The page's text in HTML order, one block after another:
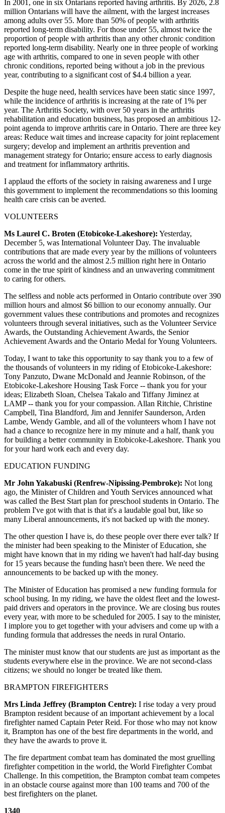
In 2001, one in six Ontarians reported having arthritis. By 2026, 2.8
million Ontarians will have the ailment, with the largest increases
among adults over 55. More than 50% of people with arthritis
reported long-term disability. For those under 55, almost twice the
proportion of people with arthritis than any other chronic condition
reported long-term disability. Nearly one in three people of working
age with arthritis, compared to one in seven people with other
chronic conditions, reported being without a job in the previous
year, contributing to a significant cost of $4.4 billion a year.
Despite the huge need, health services have been static since 1997,
while the incidence of arthritis is increasing at the rate of 1% per
year. The Arthritis Society, with over 50 years in the arthritis
rehabilitation and education business, has proposed an ambitious 12-
point agenda to improve arthritis care in Ontario. There are three key
areas: Reduce wait times and increase capacity for joint replacement
surgery; develop and implement an arthritis prevention and
management strategy for Ontario; ensure access to early diagnosis
and treatment for inflammatory arthritis.
I applaud the efforts of the society in raising awareness and I urge
this government to implement the recommendations so this looming
health care crisis can be averted.
VOLUNTEERS
Ms Laurel C. Broten (Etobicoke-Lakeshore): Yesterday,
December 5, was International Volunteer Day. The invaluable
contributions that are made every year by the millions of volunteers
across the world and the almost 2.5 million right here in Ontario
come in the true spirit of kindness and an unwavering commitment
to caring for others.
The selfless and noble acts performed in Ontario contribute over 390
million hours and almost $6 billion to our economy annually. Our
government values these contributions and promotes and recognizes
volunteers through several initiatives, such as the Volunteer Service
Awards, the Outstanding Achievement Awards, the Senior
Achievement Awards and the Ontario Medal for Young Volunteers.
Today, I want to take this opportunity to say thank you to a few of
the thousands of volunteers in my riding of Etobicoke-Lakeshore:
Tony Panzuto, Dwane McDonald and Jeannie Robinson, of the
Etobicoke-Lakeshore Housing Task Force -- thank you for your
ideas; Elizabeth Sloan, Chelsea Takalo and Tiffany Jiminez at
LAMP -- thank you for your compassion. Allan Ritchie, Christine
Campbell, Tina Blandford, Jim and Jennifer Saunderson, Arden
Lambe, Wendy Gamble, and all of the volunteers whom I have not
had a chance to recognize here in my minute and a half, thank you
for building a better community in Etobicoke-Lakeshore. Thank you
for your hard work each and every day.
EDUCATION FUNDING
Mr John Yakabuski (Renfrew-Nipissing-Pembroke): Not long
ago, the Minister of Children and Youth Services announced what
was called the Best Start plan for preschool students in Ontario. The
problem I've got with that is that it's a laudable goal but, like so
many Liberal announcements, it's not backed up with the money.
The other question I have is, do these people over there ever talk? If
the minister had been speaking to the Minister of Education, she
might have known that in my riding we haven't had half-day busing
for 15 years because the funding hasn't been there. We need the
announcements to be backed up with the money.
The Minister of Education has promised a new funding formula for
school busing. In my riding, we have the oldest fleet and the lowest-
paid drivers and operators in the province. We are closing bus routes
every year, with more to be scheduled for 2005. I say to the minister,
I implore you to get together with your advisers and come up with a
funding formula that addresses the needs in rural Ontario.
The minister must know that our students are just as important as the
students everywhere else in the province. We are not second-class
citizens; we should no longer be treated like them.
BRAMPTON FIREFIGHTERS
Mrs Linda Jeffrey (Brampton Centre): I rise today a very proud
Brampton resident because of an important achievement by a local
firefighter named Captain Peter Reid. For those who may not know
it, Brampton has one of the best fire departments in the world, and
they have the awards to prove it.
The fire department combat team has dominated the most gruelling
firefighter competition in the world, the World Firefighter Combat
Challenge. In this competition, the Brampton combat team competes
in an obstacle course against more than 100 teams and 700 of the
best firefighters on the planet.
1340